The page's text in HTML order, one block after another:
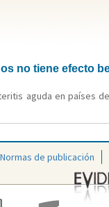
no tiene efecto
aguda en países
Normas de publicación